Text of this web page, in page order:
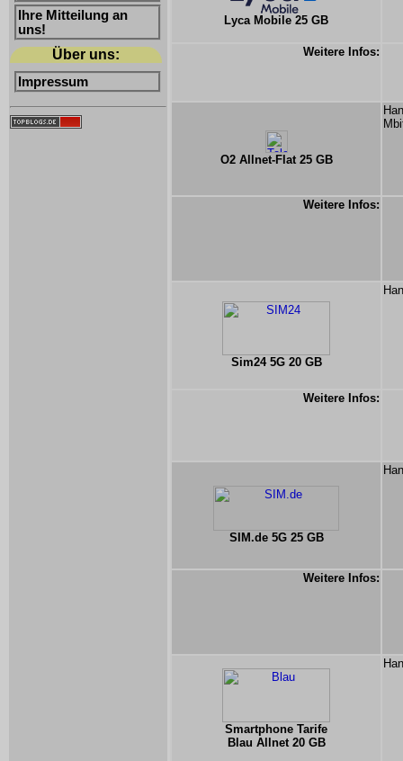
Ihre Mitteilung an
uns!
Über uns:
Impressum
Lyca Mobile 25 GB
Weitere Infos:
O2 Allnet-Flat 25 GB
Weitere Infos:
Sim24 5G 20 GB
Weitere Infos:
SIM.de 5G 25 GB
Weitere Infos:
Smartphone Tarife
Blau Allnet 20 GB